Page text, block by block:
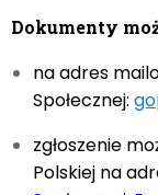
Dokumenty
na adres
Społecznej:
zgłoszenie
Polskiej na